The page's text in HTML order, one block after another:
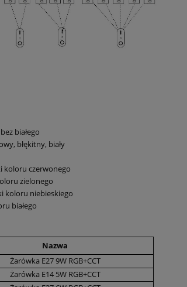
białego
błękitny, biały
koloru czerwonego
zielonego
koloru niebieskiego
białego
Nazwa
Żarówka E27 9W RGB+CCT
Żarówka E14 5W RGB+CCT